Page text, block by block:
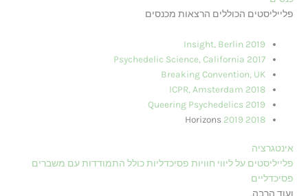
פלייליסטים הכוללים הרצאות מכנסים
Insight, Berlin 2019
Psychedelic Science, California 2017
Breaking Convention, UK
ICPR, Amsterdam 2018
Queering Psychedelics 2019
Horizons 2019 2018
אינטגרציה
פלייליסטים על ליווי חוויות פסיכדליות כולל התמודדות עם משברים
פסיכדליים
ועוד הרבה.